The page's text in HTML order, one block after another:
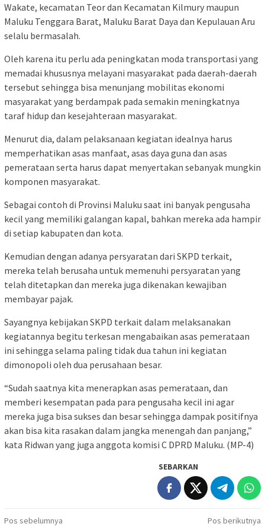
Wakate, kecamatan Teor dan Kecamatan Kilmury maupun
Maluku Tenggara Barat, Maluku Barat Daya dan Kepulauan Aru
selalu bermasalah.
Oleh karena itu perlu ada peningkatan moda transportasi yang
memadai khususnya melayani masyarakat pada daerah-daerah
tersebut sehingga bisa menunjang mobilitas ekonomi
masyarakat yang berdampak pada semakin meningkatnya
taraf hidup dan kesejahteraan masyarakat.
Menurut dia, dalam pelaksanaan kegiatan idealnya harus
memperhatikan asas manfaat, asas daya guna dan asas
pemerataan serta harus dapat menyertakan sebanyak mungkin
komponen masyarakat.
Sebagai contoh di Provinsi Maluku saat ini banyak pengusaha
kecil yang memiliki galangan kapal, bahkan mereka ada hampir
di setiap kabupaten dan kota.
Kemudian dengan adanya persyaratan dari SKPD terkait,
mereka telah berusaha untuk memenuhi persyaratan yang
telah ditetapkan dan mereka juga dikenakan kewajiban
membayar pajak.
Sayangnya kebijakan SKPD terkait dalam melaksanakan
kegiatannya begitu terkesan mengabaikan asas pemerataan
ini sehingga selama paling tidak dua tahun ini kegiatan
dimonopoli oleh dua perusahaan besar.
“Sudah saatnya kita menerapkan asas pemerataan, dan
memberi kesempatan pada para pengusaha kecil ini agar
mereka juga bisa sukses dan besar sehingga dampak positifnya
akan bisa kita rasakan dalam jangka menengah dan panjang,”
kata Ridwan yang juga anggota komisi C DPRD Maluku. (MP-4)
SEBARKAN
Navigasi
Pos sebelumnya
Pos berikutnya